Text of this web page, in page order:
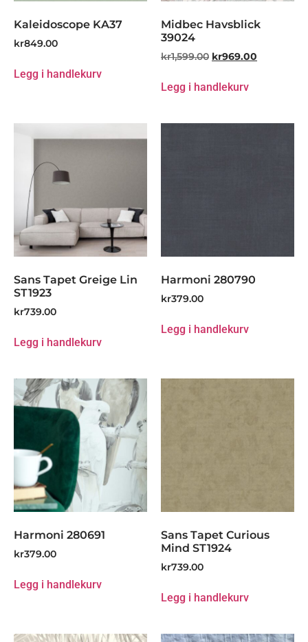
Kaleidoscope KA37
kr849.00
Legg i handlekurv
Midbec Havsblick
39024
kr1,599.00 kr969.00
Legg i handlekurv
Sans Tapet Greige Lin
ST1923
kr739.00
Legg i handlekurv
Harmoni 280790
kr379.00
Legg i handlekurv
Harmoni 280691
kr379.00
Legg i handlekurv
Sans Tapet Curious
Mind ST1924
kr739.00
Legg i handlekurv